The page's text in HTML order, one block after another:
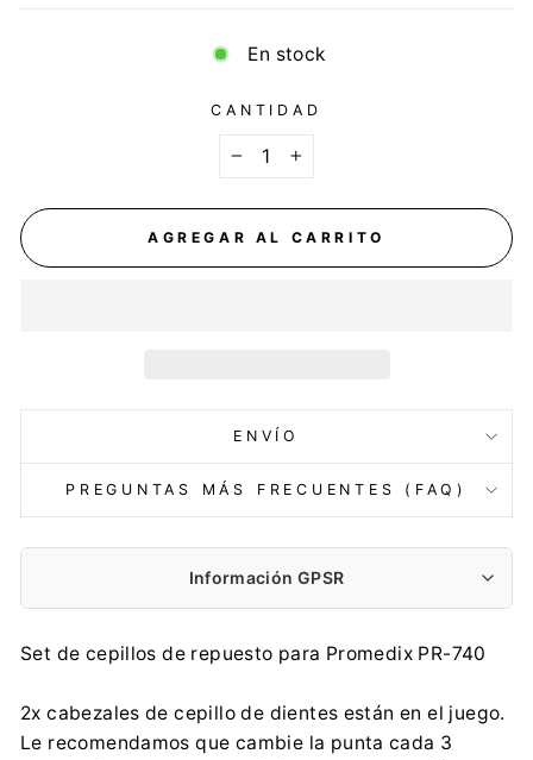
En stock
CANTIDAD
+
AGREGAR AL CARRITO
ENVÍO
PREGUNTAS MÁS FRECUENTES (FAQ)
Información GPSR
Centrumelektroniki.EU Sp. z o.o.
contact@centrumelektroniki.pl
+48 32 284 72 22
Set de cepillos de repuesto para Promedix PR-740
2x cabezales de cepillo de dientes están en el juego.
Le recomendamos que cambie la punta cada 3